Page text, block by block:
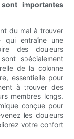
importantes
du mal à trouver
qui entraîne une
des douleurs
spécialement
de la colonne
essentielle pour
à trouver des
membres longs.
conçue pour
les douleurs
votre confort